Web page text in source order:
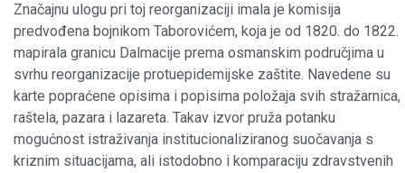
Značajnu ulogu pri toj reorganizaciji imala je komisija
predvođena bojnikom Taborovićem, koja je od 1820. do 1822.
mapirala granicu Dalmacije prema osmanskim područjima u
svrhu reorganizacije protuepidemijske zaštite. Navedene su
karte popraćene opisima i popisima položaja svih stražarnica,
raštela, pazara i lazareta. Takav izvor pruža potanku
mogućnost istraživanja institucionaliziranog suočavanja s
kriznim situacijama, ali istodobno i komparaciju zdravstvenih